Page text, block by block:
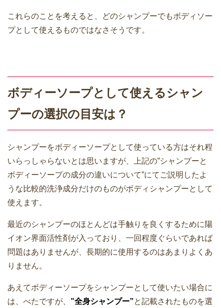
これらのことを考えると、どのシャンプーでもボディソー
プとして使えるものではなさそうです。
ボディーソープとして使えるシャン
プーの選択の目安は？
シャンプーをボディーソープとして使っている方はそれ程
いらっしゃらないとは思いますが、上記の”シャンプーと
ボディーソープの成分の違いについて”にてご説明したよ
うな比較的洗浄成分だけのものがボディシャンプーとして
使えます。
最近のシャンプーのほとんどは手触りを良くするために陽
イオン界面活性剤が入っており、一回程度ぐらいであれば
問題はありませんが、長期的に使用するのはあまりよくあ
りません。
あえてボディーソープをシャンプーとして使いたい場合に
は、べたですが、 ”全身シャンプー”と記載されたものを選